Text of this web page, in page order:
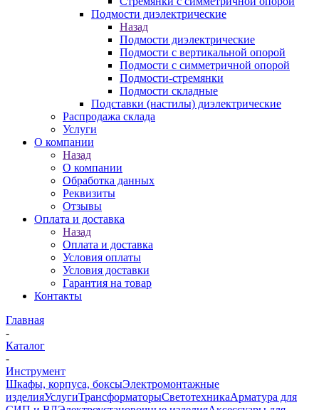
Подмости диэлектрические
Назад
Подмости диэлектрические
Подмости с вертикальной опорой
Подмости с симметричной опорой
Подмости-стремянки
Подмости складные
Подставки (настилы) диэлектрические
Распродажа склада
Услуги
О компании
Назад
О компании
Обработка данных
Реквизиты
Отзывы
Оплата и доставка
Назад
Оплата и доставка
Условия оплаты
Условия доставки
Гарантия на товар
Контакты
Главная
-
Каталог
-
Инструмент
Шкафы, корпуса, боксыЭлектромонтажные
изделияУслугиТрансформаторыСветотехникаАрматура для